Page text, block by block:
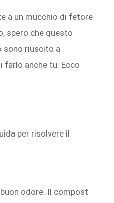
a un mucchio di fetore
spero che questo
sono riuscito a
farlo anche tu. Ecco
odore. Il compost